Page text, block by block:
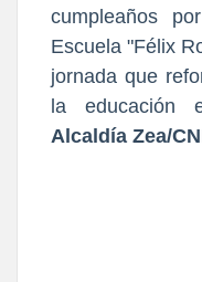
cumpleaños
Escuela "Félix
jornada que
la educación
Alcaldía Zea/